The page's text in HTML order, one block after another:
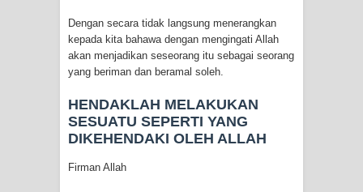
Dengan secara tidak langsung menerangkan
kepada kita bahawa dengan mengingati Allah
akan menjadikan seseorang itu sebagai seorang
yang beriman dan beramal soleh.
HENDAKLAH MELAKUKAN
SESUATU SEPERTI YANG
DIKEHENDAKI OLEH ALLAH
Firman Allah